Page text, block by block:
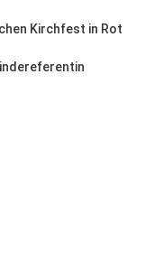
Kirchfest in Rot